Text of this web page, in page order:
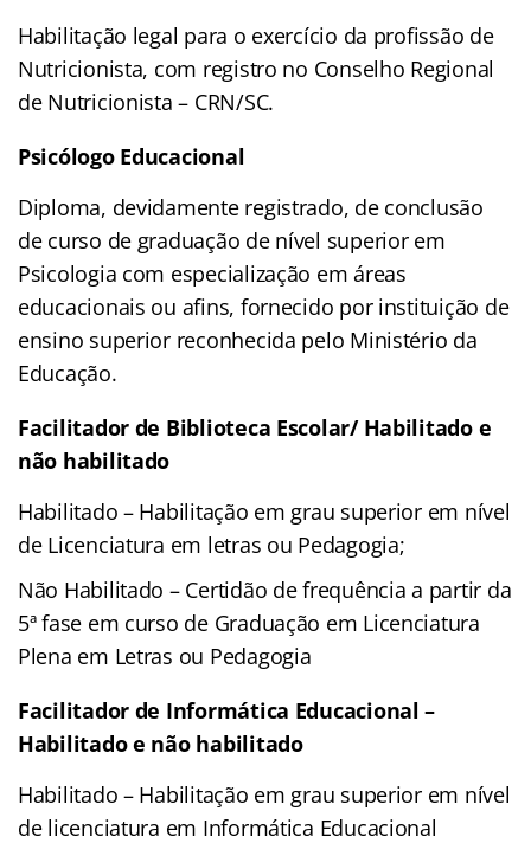
Habilitação legal para o exercício da profissão de
Nutricionista, com registro no Conselho Regional
de Nutricionista – CRN/SC.
Psicólogo Educacional
Diploma, devidamente registrado, de conclusão
de curso de graduação de nível superior em
Psicologia com especialização em áreas
educacionais ou afins, fornecido por instituição de
ensino superior reconhecida pelo Ministério da
Educação.
Facilitador de Biblioteca Escolar/ Habilitado e
não habilitado
Habilitado – Habilitação em grau superior em nível
de Licenciatura em letras ou Pedagogia;
Não Habilitado – Certidão de frequência a partir da
5ª fase em curso de Graduação em Licenciatura
Plena em Letras ou Pedagogia
Facilitador de Informática Educacional –
Habilitado e não habilitado
Habilitado – Habilitação em grau superior em nível
de licenciatura em Informática Educacional